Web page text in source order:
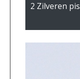
2 Zilveren